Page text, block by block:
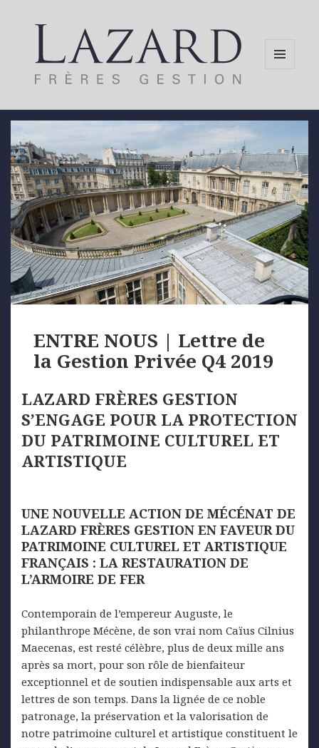
ENTRE NOUS | Lettre de
la Gestion Privée Q4 2019
LAZARD FRÈRES GESTION
S’ENGAGE POUR LA PROTECTION
DU PATRIMOINE CULTUREL ET
ARTISTIQUE
UNE NOUVELLE ACTION DE MÉCÉNAT DE
LAZARD FRÈRES GESTION EN FAVEUR DU
PATRIMOINE CULTUREL ET ARTISTIQUE
FRANÇAIS : LA RESTAURATION DE
L’ARMOIRE DE FER
Contemporain de l’empereur Auguste, le
philanthrope Mécène, de son vrai nom Caïus Cilnius
Maecenas, est resté célèbre, plus de deux mille ans
après sa mort, pour son rôle de bienfaiteur
exceptionnel et de soutien indispensable aux arts et
lettres de son temps. Dans la lignée de ce noble
patronage, la préservation et la valorisation de
notre patrimoine culturel et artistique constituent le